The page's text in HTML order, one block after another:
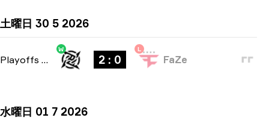
土曜日 30 5 2026
Playoffs bo3
W
2 : 0
L
FaZe
水曜日 01 7 2026